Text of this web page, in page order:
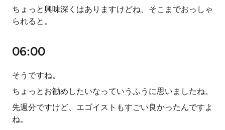
ちょっと興味深くはありますけどね、そこまでおっしゃ
られると。
06:00
そうですね。
ちょっとお勧めしたいなっていうふうに思いましたね。
先週分ですけど、エゴイストもすごい良かったんですよ
ね。